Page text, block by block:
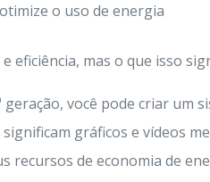
o uso de energia
eficiência, mas o que isso
você pode criar
gráficos e vídeos
de economia de